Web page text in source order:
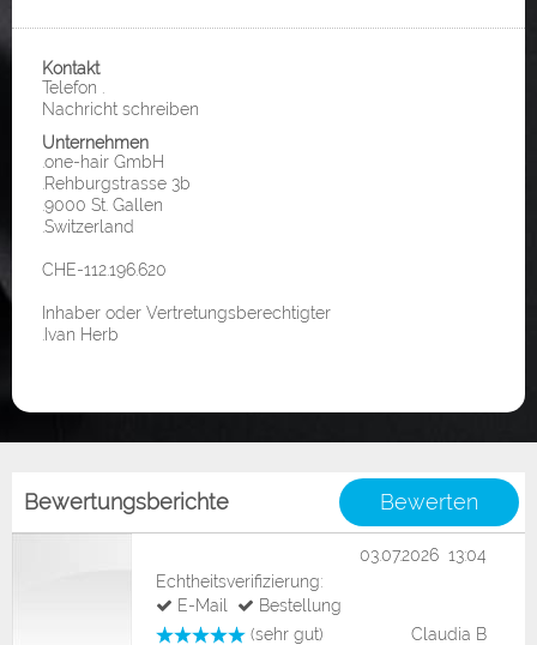
Kontakt
Telefon .
Nachricht schreiben
Unternehmen
.one-hair GmbH
.Rehburgstrasse 3b
.9000 St. Gallen
.Switzerland
CHE-112.196.620
Inhaber oder Vertretungsberechtigter
.Ivan Herb
Bewertungsberichte Bewerten
(sehr gut) Claudia B
03.07.2026 13:04
Echtheitsverifizierung:
E-Mail
Bestellung